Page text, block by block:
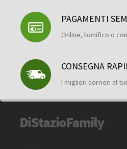
PAGAMENTI
Online, bonifico o
CONSEGNA
I migliori corrieri al